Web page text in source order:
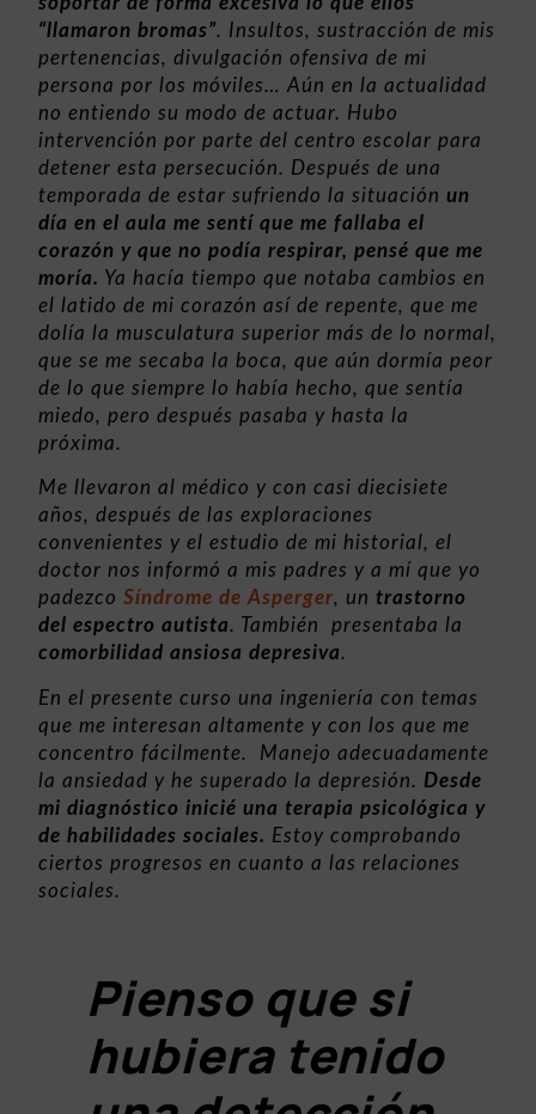
“llamaron bromas”. Insultos, sustracción de mis
pertenencias, divulgación ofensiva de mi
persona por los móviles… Aún en la actualidad
no entiendo su modo de actuar. Hubo
intervención por parte del centro escolar para
detener esta persecución. Después de una
temporada de estar sufriendo la situación un
día en el aula me sentí que me fallaba el
corazón y que no podía respirar, pensé que me
moría. Ya hacía tiempo que notaba cambios en
el latido de mi corazón así de repente, que me
dolía la musculatura superior más de lo normal,
que se me secaba la boca, que aún dormía peor
de lo que siempre lo había hecho, que sentía
miedo, pero después pasaba y hasta la
próxima.
Me llevaron al médico y con casi diecisiete
años, después de las exploraciones
convenientes y el estudio de mi historial, el
doctor nos informó a mis padres y a mí que yo
padezcoSíndrome de Asperger, un trastorno
del espectro autista. También presentaba la
comorbilidad ansiosa depresiva.
En el presente curso una ingeniería con temas
que me interesan altamente y con los que me
concentro fácilmente. Manejo adecuadamente
la ansiedad y he superado la depresión. Desde
mi diagnóstico inicié una terapia psicológica y
de habilidades sociales. Estoy comprobando
ciertos progresos en cuanto a las relaciones
sociales.
Pienso que si
hubiera tenido